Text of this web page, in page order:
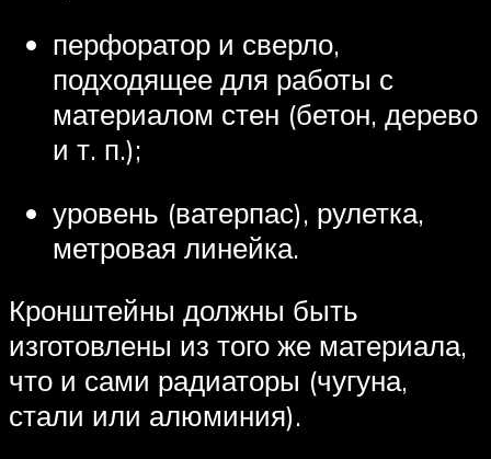
перфоратор и сверло,
подходящее для работы с
материалом стен (бетон, дерево
и т. п.);
уровень (ватерпас), рулетка,
метровая линейка.
Кронштейны должны быть
изготовлены из того же материала,
что и сами радиаторы (чугуна,
стали или алюминия).